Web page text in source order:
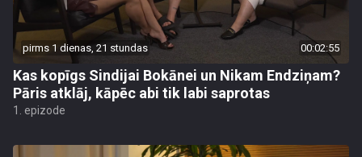
pirms 1 dienas, 21 stundas 00:02:55
Kas kopīgs Sindijai Bokānei un Nikam Endziņam?
Pāris atklāj, kāpēc abi tik labi saprotas
1. epizode